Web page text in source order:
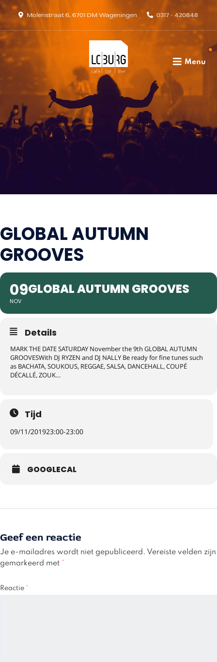
Molenstraat 6, 6701 DM Wageningen 0317 - 420848
Menu
GLOBAL AUTUMN
GROOVES
09
NOV
GLOBAL AUTUMN GROOVES
Details
MARK THE DATE SATURDAY November the 9th GLOBAL AUTUMN
GROOVESWith DJ RYZEN and DJ NALLY Be ready for fine tunes such
as BACHATA, SOUKOUS, REGGAE, SALSA, DANCEHALL, COUPÉ
DÉCALLÉ, ZOUK…
Tijd
09/11/201923:00-23:00
GOOGLECAL
Geef een reactie
Je e-mailadres wordt niet gepubliceerd. Vereiste velden zijn
gemarkeerd met *
Reactie *